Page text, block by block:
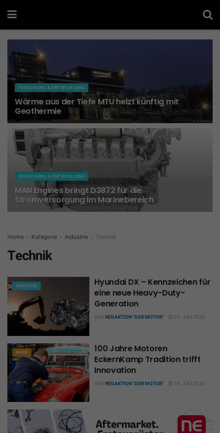
FORSCHUNG & ENTWICKLUNG
Wärme aus der Tiefe MTU heizt künftig mit
Geothermie
18. JUNI 2026
FORSCHUNG & ENTWICKLUNG
MAN Engines bringt D3872 für die
Stromversorgung im Marinebereich
Home Kategorie Industrie Technik
Technik
INDUSTRIE
Hyundai DX – Kennzeichen für
eine neue Heavy-Duty-
Generation
VON REDAKTION "DER MOTOR" 23. JULI 2025
BHKW
100 Jahre Motoren
EckernKamp Tradition trifft
Innovation
VON REDAKTION "DER MOTOR" 18. JULI 2025